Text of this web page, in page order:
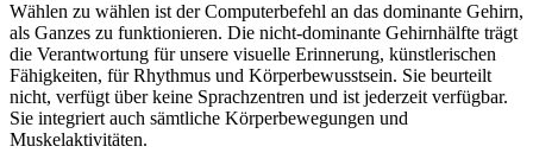
Wählen zu wählen ist der Computerbefehl an das dominante Gehirn,
als Ganzes zu funktionieren. Die nicht-dominante Gehirnhälfte trägt
die Verantwortung für unsere visuelle Erinnerung, künstlerischen
Fähigkeiten, für Rhythmus und Körperbewusstsein. Sie beurteilt
nicht, verfügt über keine Sprachzentren und ist jederzeit verfügbar.
Sie integriert auch sämtliche Körperbewegungen und
Muskelaktivitäten.